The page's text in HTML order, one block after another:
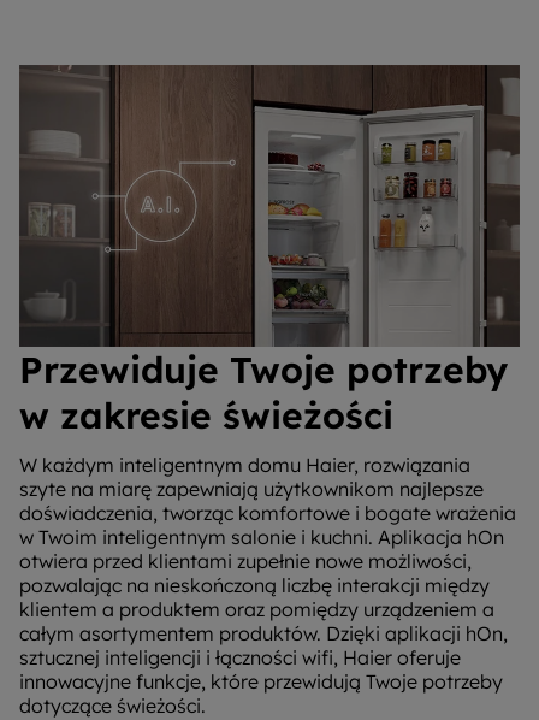
Przewiduje Twoje potrzeby
w zakresie świeżości
W każdym inteligentnym domu Haier, rozwiązania
szyte na miarę zapewniają użytkownikom najlepsze
doświadczenia, tworząc komfortowe i bogate wrażenia
w Twoim inteligentnym salonie i kuchni. Aplikacja hOn
otwiera przed klientami zupełnie nowe możliwości,
pozwalając na nieskończoną liczbę interakcji między
klientem a produktem oraz pomiędzy urządzeniem a
całym asortymentem produktów. Dzięki aplikacji hOn,
sztucznej inteligencji i łączności wifi, Haier oferuje
innowacyjne funkcje, które przewidują Twoje potrzeby
dotyczące świeżości.